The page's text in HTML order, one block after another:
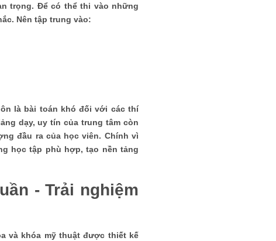
trọng. Để có thể thi vào những
Nên tập trung vào:
là bài toán khó đối với các thí
dạy, uy tín của trung tâm còn
đầu ra của học viên. Chính vì
học tập phù hợp, tạo nền tảng
- Trải nghiệm
và khóa mỹ thuật được thiết kế